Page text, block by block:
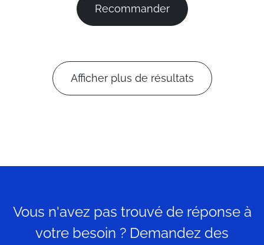
Recommander
Afficher plus de résultats
Vous n'avez pas trouvé de réponse à
votre besoin ? Demandez des